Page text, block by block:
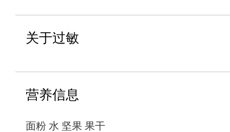
关于过敏
营养信息
面粉 水 坚果 果干